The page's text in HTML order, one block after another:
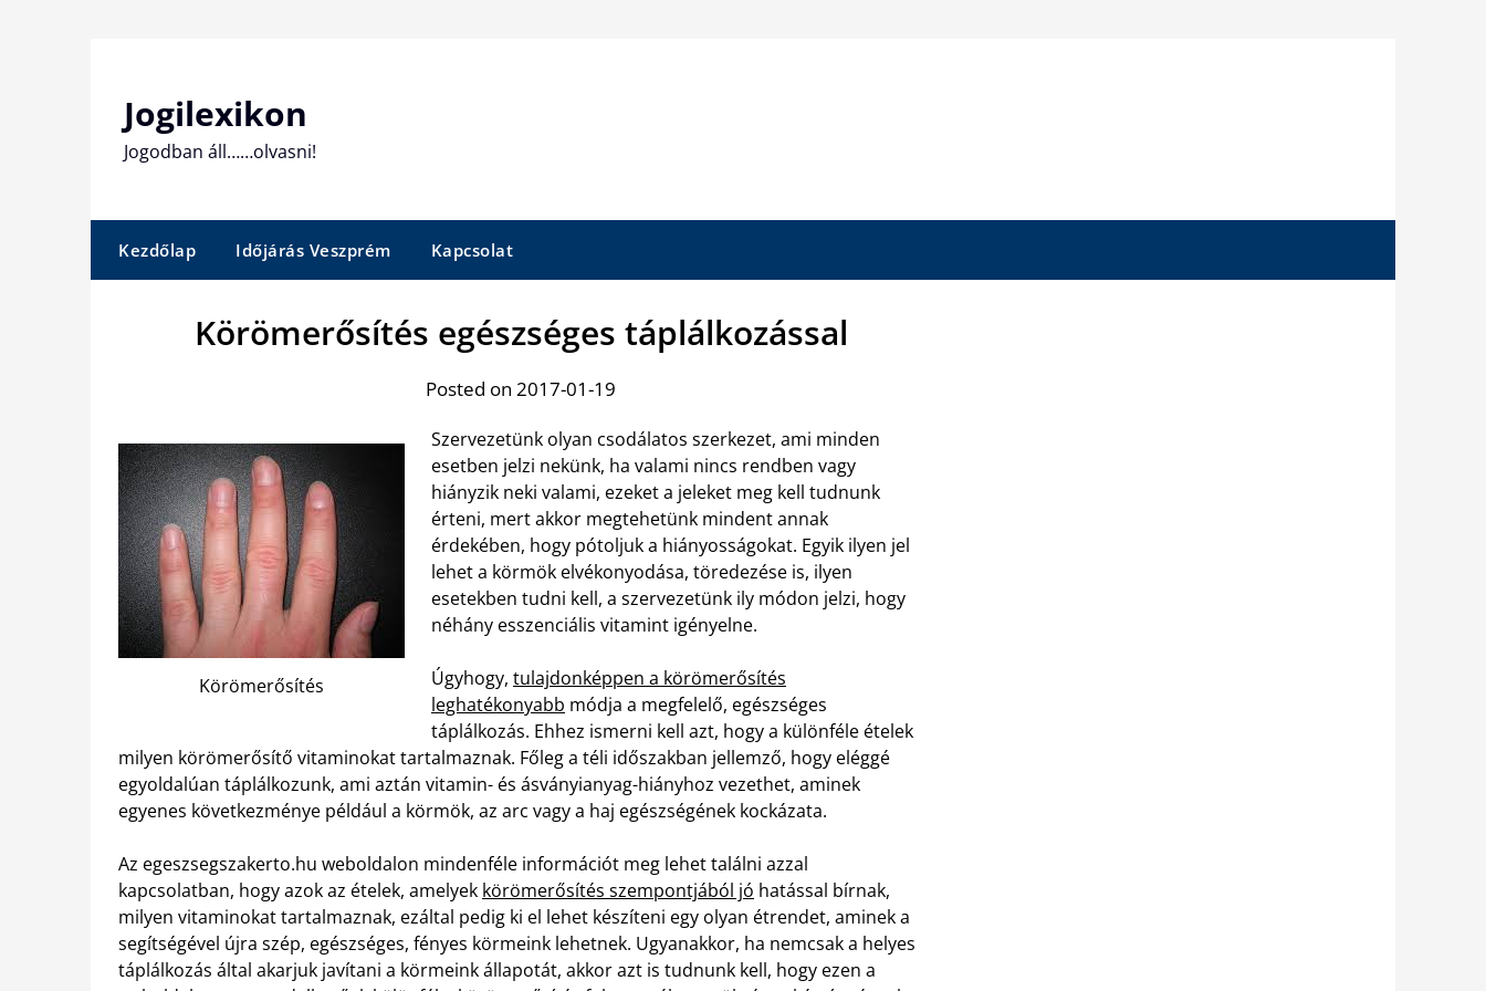
Jogilexikon
Jogodban áll……olvasni!
Kezdőlap Időjárás Veszprém Kapcsolat
Körömerősítés egészséges táplálkozással
Posted on 2017-01-19
Körömerősítés
Szervezetünk olyan csodálatos szerkezet, ami minden
esetben jelzi nekünk, ha valami nincs rendben vagy
hiányzik neki valami, ezeket a jeleket meg kell tudnunk
érteni, mert akkor megtehetünk mindent annak
érdekében, hogy pótoljuk a hiányosságokat. Egyik ilyen jel
lehet a körmök elvékonyodása, töredezése is, ilyen
esetekben tudni kell, a szervezetünk ily módon jelzi, hogy
néhány esszenciális vitamint igényelne.
Úgyhogy, tulajdonképpen a körömerősítés
leghatékonyabb módja a megfelelő, egészséges
táplálkozás. Ehhez ismerni kell azt, hogy a különféle ételek
milyen körömerősítő vitaminokat tartalmaznak. Főleg a téli időszakban jellemző, hogy eléggé
egyoldalúan táplálkozunk, ami aztán vitamin- és ásványianyag-hiányhoz vezethet, aminek
egyenes következménye például a körmök, az arc vagy a haj egészségének kockázata.
Az egeszsegszakerto.hu weboldalon mindenféle információt meg lehet találni azzal
kapcsolatban, hogy azok az ételek, amelyek körömerősítés szempontjából jó hatással bírnak,
milyen vitaminokat tartalmaznak, ezáltal pedig ki el lehet készíteni egy olyan étrendet, aminek a
segítségével újra szép, egészséges, fényes körmeink lehetnek. Ugyanakkor, ha nemcsak a helyes
táplálkozás által akarjuk javítani a körmeink állapotát, akkor azt is tudnunk kell, hogy ezen a